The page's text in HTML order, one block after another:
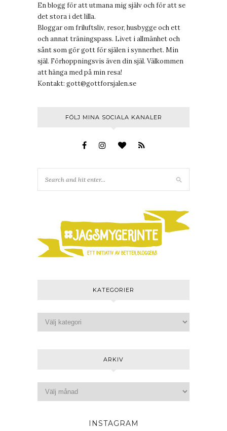
En blogg för att utmana mig själv och för att se
det stora i det lilla.
Bloggar om friluftsliv, resor, husbygge och ett
och annat träningspass. Livet i allmänhet och
sånt som gör gott för själen i synnerhet. Min
själ. Förhoppningsvis även din själ. Välkommen
att hänga med på min resa!
Kontakt: gott@gottforsjalen.se
FÖLJ MINA SOCIALA KANALER
KATEGORIER
ARKIV
INSTAGRAM